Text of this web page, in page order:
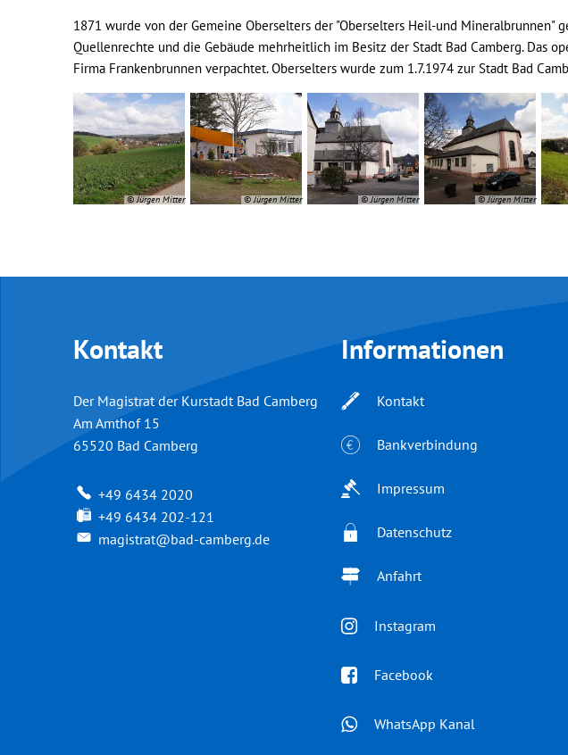
1871 wurde von der Gemeine Oberselters der "Oberselters Heil-und Mineralbrunnen"
Quellenrechte und die Gebäude mehrheitlich im Besitz der Stadt Bad Camberg. Das
Firma Frankenbrunnen verpachtet. Oberselters wurde zum 1.7.1974 zur Stadt Bad
© Jürgen Mitter © Jürgen Mitter © Jürgen Mitter © Jürgen Mitter
Kontakt
Der Magistrat der Kurstadt Bad Camberg
Am Amthof 15
65520 Bad Camberg
+49 6434 2020
+49 6434 202-121
magistrat@bad-camberg.de
Informationen
Kontakt
Bankverbindung
Impressum
Datenschutz
Anfahrt
Instagram
Facebook
WhatsApp Kanal